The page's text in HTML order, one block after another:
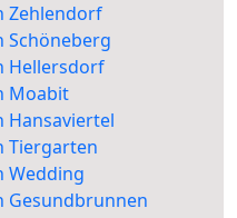
Zehlendorf
Schöneberg
Hellersdorf
Moabit
Hansaviertel
Tiergarten
Wedding
Gesundbrunnen